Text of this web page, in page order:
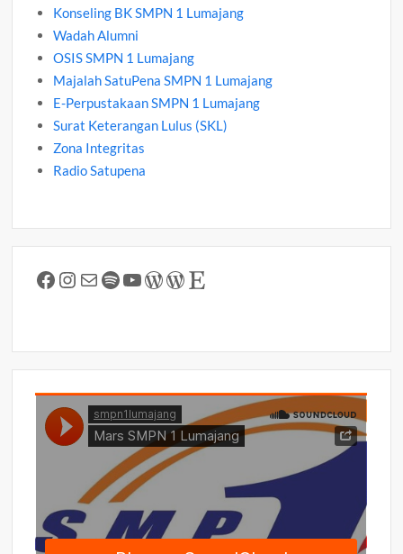
Konseling BK SMPN 1 Lumajang
Wadah Alumni
OSIS SMPN 1 Lumajang
Majalah SatuPena SMPN 1 Lumajang
E-Perpustakaan SMPN 1 Lumajang
Surat Keterangan Lulus (SKL)
Zona Integritas
Radio Satupena
Facebook
Instagram
MailSpotify
YouTube
WordPress
WordPress
Etsy